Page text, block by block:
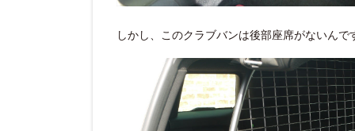
しかし、このクラブバンは後部座席がないんで